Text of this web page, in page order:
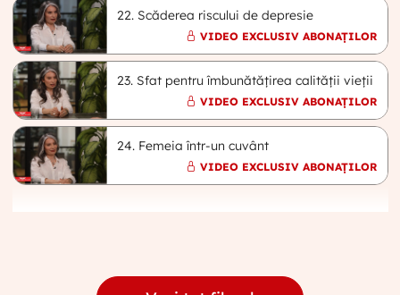
22. Scăderea riscului de depresie
VIDEO EXCLUSIV ABONAȚILOR
23. Sfat pentru îmbunătățirea calității vieții
VIDEO EXCLUSIV ABONAȚILOR
24. Femeia într-un cuvânt
VIDEO EXCLUSIV ABONAȚILOR